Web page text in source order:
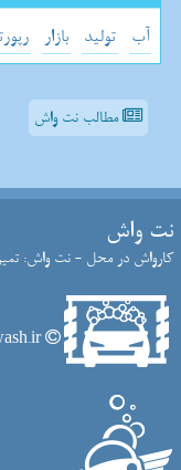
آب تولید بازار
مطالب نت واش
نت واش
کارواش در محل - نت واش:
netwash.ir - تمام حقوق سایت نت واش محفوظ است